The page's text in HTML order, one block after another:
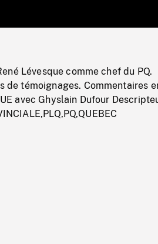
0%
Lévesque comme chef du PQ.
de témoignages. Commentaires
avec Ghyslain Dufour